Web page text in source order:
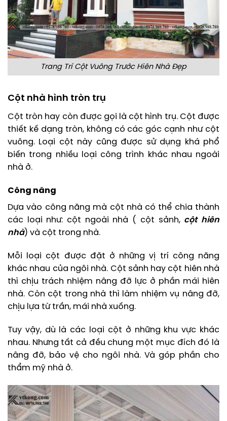
Trang Trí Cột Vuông Trước Hiên Nhà Đẹp
Cột nhà hình tròn trụ
Cột tròn hay còn được gọi là cột hình trụ. Cột được
thiết kế dạng tròn, không có các góc cạnh như cột
vuông. Loại cột này cũng được sử dụng khá phổ
biến trong nhiều loại công trình khác nhau ngoài
nhà ở.
Công năng
Dựa vào công năng mà cột nhà có thể chia thành
các loại như: cột ngoài nhà ( cột sảnh, cột hiên
nhà) và cột trong nhà.
Mỗi loại cột được đặt ở những vị trí công năng
khác nhau của ngôi nhà. Cột sảnh hay cột hiên nhà
thì chịu trách nhiệm nâng đỡ lực ở phần mái hiên
nhà. Còn cột trong nhà thì làm nhiệm vụ nâng đỡ,
chịu lựa từ trần, mái nhà xuống.
Tuy vậy, dù là các loại cột ở những khu vực khác
nhau. Nhưng tất cả đều chung một mục đích đó là
nâng đỡ, bảo vệ cho ngôi nhà. Và góp phần cho
thẩm mỹ nhà ở.